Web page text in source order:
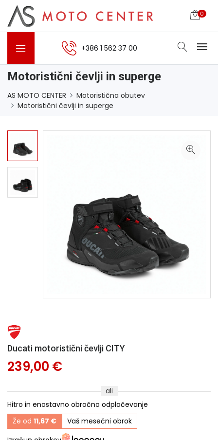
0
+386 1 562 37 00
Motoristični čevlji in superge
AS MOTO CENTER
Motoristična obutev
Motoristični čevlji in superge
Ducati motoristični čevlji CITY
239,00 €
ali
Hitro in enostavno obročno odplačevanje
Že od 11,67 €
Vaš mesečni obrok